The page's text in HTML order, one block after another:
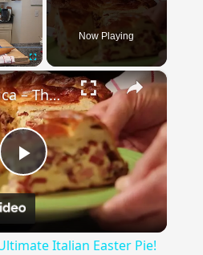
Fullscreen
Now Playing
×
Play
Video
Pizza Rustica – The Ultimate Italian Easter Pie!
Italian Easter Pie!